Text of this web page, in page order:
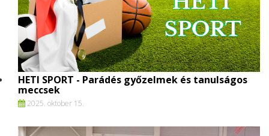
HETI SPORT - Parádés győzelmek és tanulságos
meccsek
2025. oktober 15.